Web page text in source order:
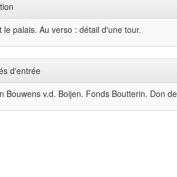
le palais. Au verso : détail d'une tour.
d'entrée
Bouwens v.d. Boijen. Fonds Boutterin. Don